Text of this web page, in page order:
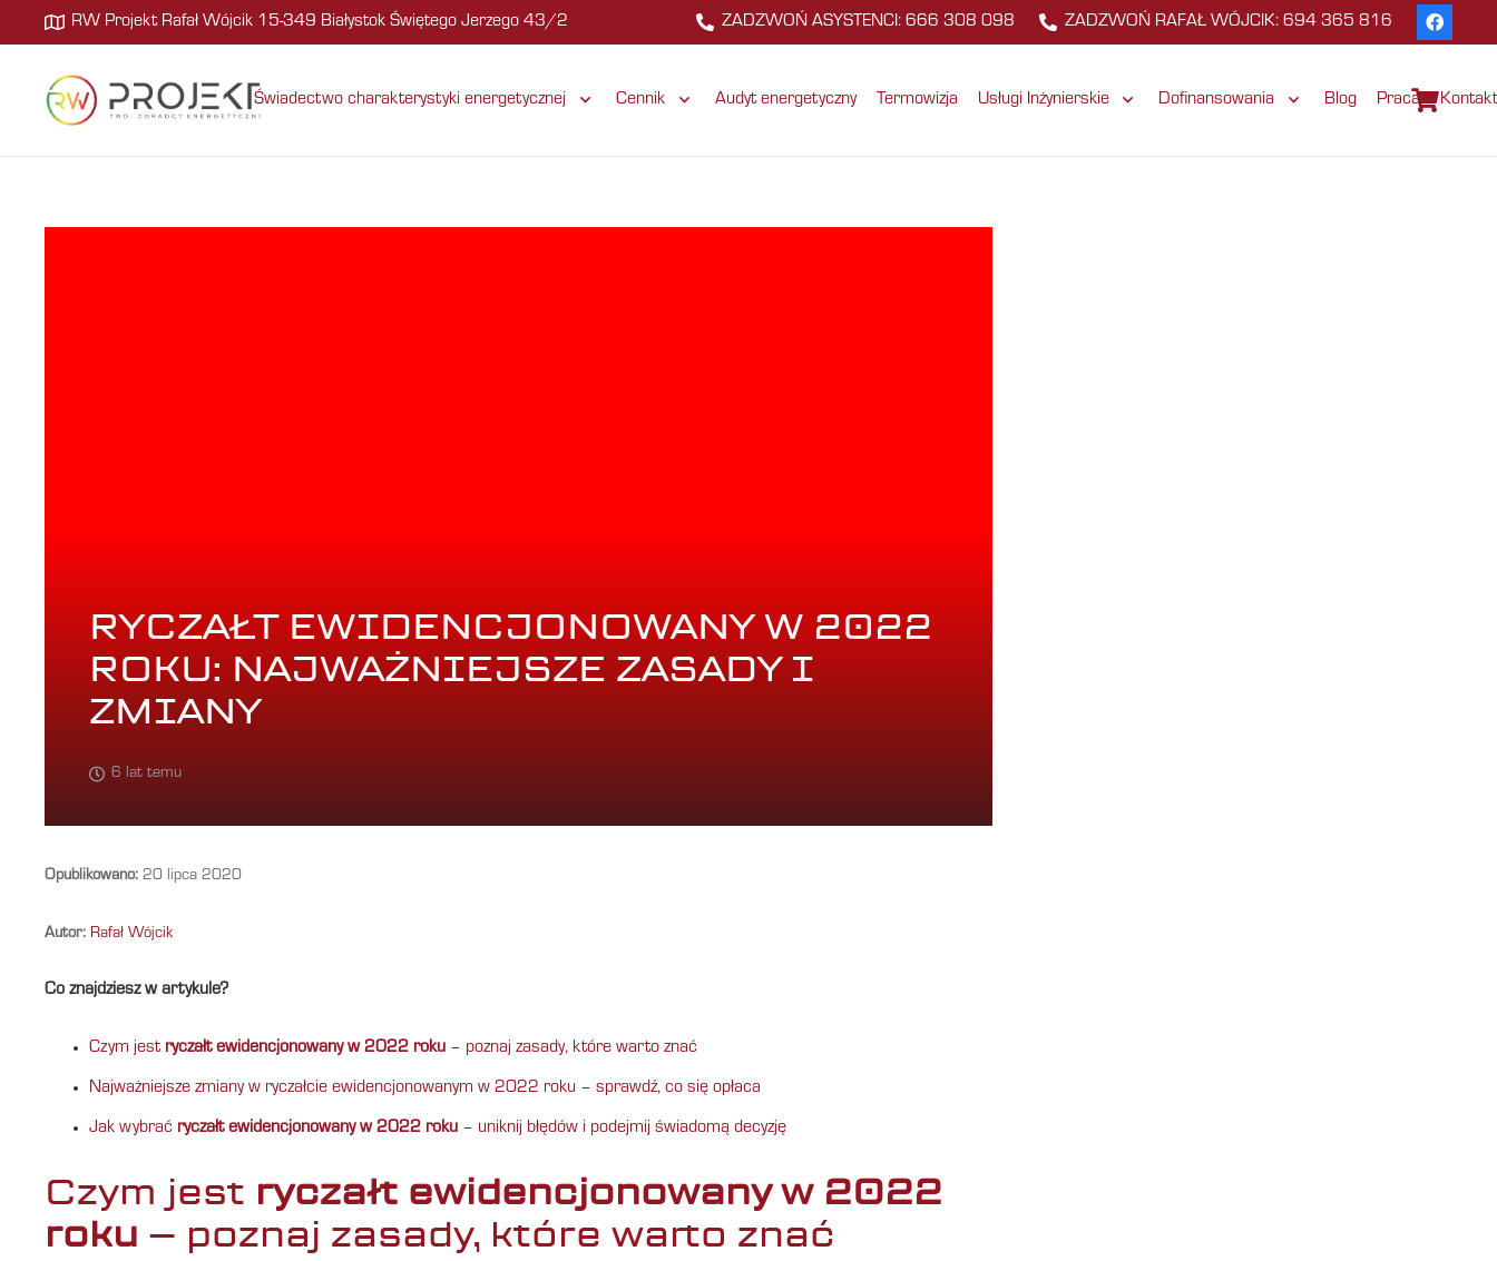
RW Projekt Rafał Wójcik 15-349 Białystok Świętego Jerzego 43/2 ZADZWOŃ ASYSTENCI: 666 308 098 ZADZWOŃ RAFAŁ WÓJCIK: 694 365 816
Świadectwo charakterystyki energetycznej Cennik Audyt energetyczny Termowizja Usługi Inżynierskie Dofinansowania Blog Praca Kontakt
RYCZAŁT EWIDENCJONOWANY W 2022
ROKU: NAJWAŻNIEJSZE ZASADY I
ZMIANY
6 lat temu
Opublikowano: 20 lipca 2020
Autor: Rafał Wójcik
Co znajdziesz w artykule?
Czym jest ryczałt ewidencjonowany w 2022 roku – poznaj zasady, które warto znać
Najważniejsze zmiany w ryczałcie ewidencjonowanym w 2022 roku – sprawdź, co się opłaca
Jak wybrać ryczałt ewidencjonowany w 2022 roku – uniknij błędów i podejmij świadomą decyzję
Czym jest ryczałt ewidencjonowany w 2022
roku – poznaj zasady, które warto znać